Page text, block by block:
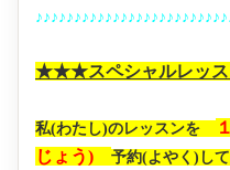
★★★スペシャルレッ
私(わたし)のレッスンを
じょう) 予約(よやく)し